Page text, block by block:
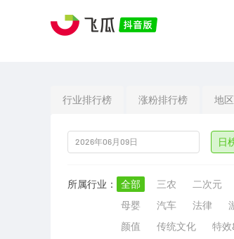
行业排行榜 涨粉排行榜 地
日
所属行业： 全部 三农 二次元
母婴
汽车 法律
颜值
传统文化 特效